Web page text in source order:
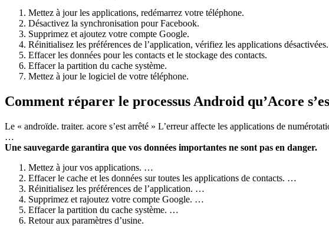
Mettez à jour les applications, redémarrez votre téléphone.
Désactivez la synchronisation pour Facebook.
Supprimez et ajoutez votre compte Google.
Réinitialisez les préférences de l’application, vérifiez les applications désactivées.
Effacer les données pour les contacts et le stockage des contacts.
Effacer la partition du cache système.
Mettez à jour le logiciel de votre téléphone.
Comment réparer le processus Android qu’Acore
Le « androïde. traiter. acore s’est arrêté » L’erreur affecte les applications de
…
Une sauvegarde garantira que vos données importantes ne sont pas en danger.
Mettez à jour vos applications. …
Effacer le cache et les données sur toutes les applications de contacts. …
Réinitialisez les préférences de l’application. …
Supprimez et rajoutez votre compte Google. …
Effacer la partition du cache système. …
Retour aux paramètres d’usine.